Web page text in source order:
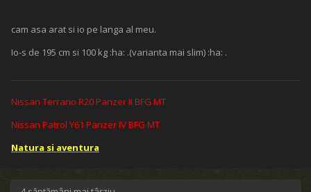
cam asa arat si io pe langa al meu.
Io-s de 195 cm si 100 kg :ha: .(varianta mai slim) :ha: .
Nissan Terrano R20 Panzer II BFG MT
Nissan Patrol Y61 Panzer IV BFG MT
Natura si aventura